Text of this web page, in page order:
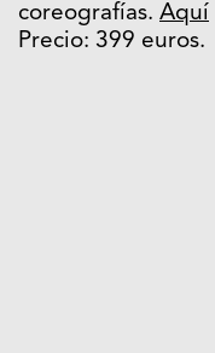
coreografías. Aquí
Precio: 399 euros.